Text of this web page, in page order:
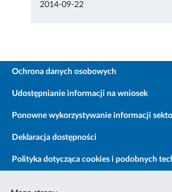
2014-09-22
Ochrona danych osobowych
Udostępnianie informacji na wniosek
Ponowne wykorzystywanie informacji
Deklaracja dostępności
Polityka dotycząca cookies i podobnych